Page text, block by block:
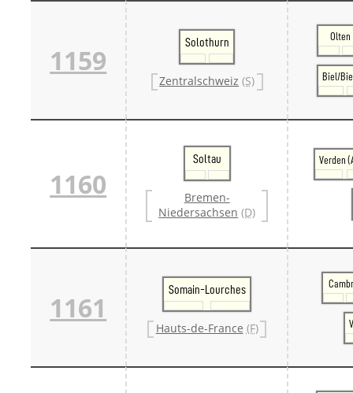
1159
Solothurn
Zentralschweiz (S)
Olten
Biel/
1160
Soltau
Bremen-
Niedersachsen (D)
Verden
1161
Somain-Lourches
Hauts-de-France (F)